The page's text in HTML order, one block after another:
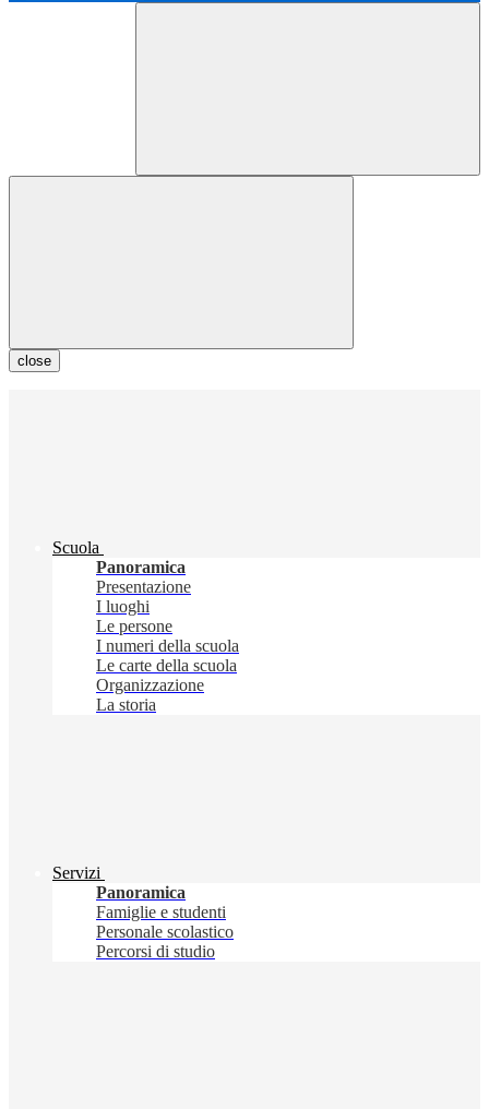
close
Scuola
Panoramica
Presentazione
I luoghi
Le persone
I numeri della scuola
Le carte della scuola
Organizzazione
La storia
Servizi
Panoramica
Famiglie e studenti
Personale scolastico
Percorsi di studio